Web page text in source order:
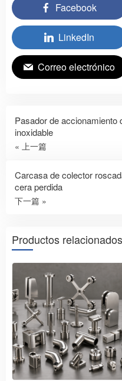
Facebook
LinkedIn
Correo electrónico
Pasador de accionamiento
inoxidable
« 上一篇
Carcasa de colector
cera perdida
下一篇 »
Productos relacionados